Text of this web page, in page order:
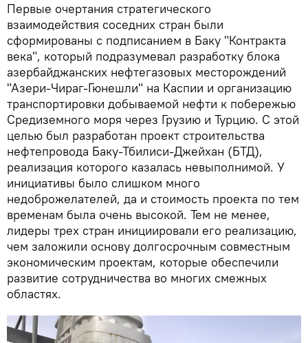
Первые очертания стратегического
взаимодействия соседних стран были
сформированы с подписанием в Баку "Контракта
века", который подразумевал разработку блока
азербайджанских нефтегазовых месторождений
"Азери-Чираг-Гюнешли" на Каспии и организацию
транспортировки добываемой нефти к побережью
Средиземного моря через Грузию и Турцию. С этой
целью был разработан проект строительства
нефтепровода Баку-Тбилиси-Джейхан (БТД),
реализация которого казалась невыполнимой. У
инициативы было слишком много
недоброжелателей, да и стоимость проекта по тем
временам была очень высокой. Тем не менее,
лидеры трех стран инициировали его реализацию,
чем заложили основу долгосрочным совместным
экономическим проектам, которые обеспечили
развитие сотрудничества во многих смежных
областях.